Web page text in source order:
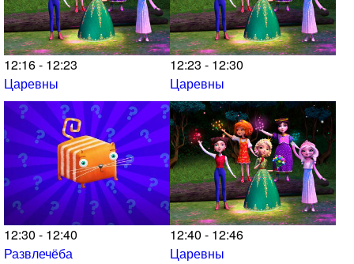
12:16 - 12:23
Царевны
12:23 - 12:30
Царевны
12:30 - 12:40
Развлечёба
12:40 - 12:46
Царевны